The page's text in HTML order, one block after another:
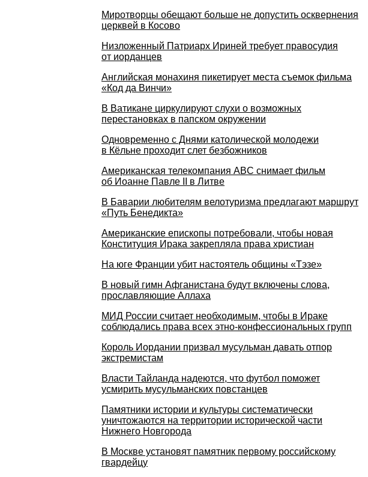
Миротворцы обещают больше не допустить осквернения
церквей в Косово
Низложенный Патриарх Ириней требует правосудия
от иорданцев
Английская монахиня пикетирует места съемок фильма
«Код да Винчи»
В Ватикане циркулируют слухи о возможных
перестановках в папском окружении
Одновременно с Днями католической молодежи
в Кёльне проходит слет безбожников
Американская телекомпания ABC снимает фильм
об Иоанне Павле II в Литве
В Баварии любителям велотуризма предлагают маршрут
«Путь Бенедикта»
Американские епископы потребовали, чтобы новая
Конституция Ирака закрепляла права христиан
На юге Франции убит настоятель общины «Тэзе»
В новый гимн Афганистана будут включены слова,
прославляющие Аллаха
МИД России считает необходимым, чтобы в Ираке
соблюдались права всех этно-конфессиональных групп
Король Иордании призвал мусульман давать отпор
экстремистам
Власти Тайланда надеются, что футбол поможет
усмирить мусульманских повстанцев
Памятники истории и культуры систематически
уничтожаются на территории исторической части
Нижнего Новгорода
В Москве установят памятник первому российскому
гвардейцу